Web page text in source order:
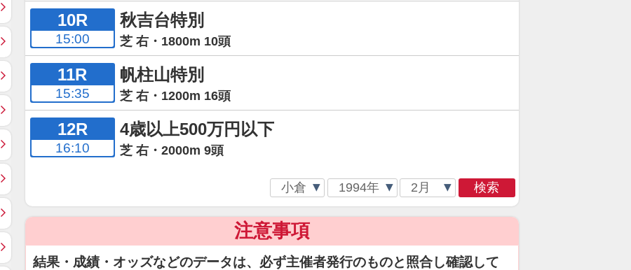
10R
15:00
秋吉台特別
芝 右・1800m 10頭
11R
15:35
帆柱山特別
芝 右・1200m 16頭
12R
16:10
4歳以上500万円以下
芝 右・2000m 9頭
検索
注意事項
結果・成績・オッズなどのデータは、必ず主催者発行のものと照合し確認して